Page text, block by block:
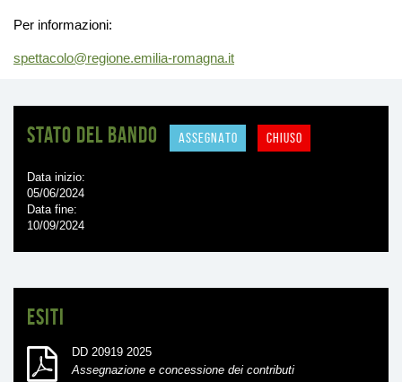
Per informazioni:
spettacolo@regione.emilia-romagna.it
Stato del bando ASSEGNATO CHIUSO
Data inizio
05/06/2024
Data fine
10/09/2024
Esiti
DD 20919 2025
Assegnazione e concessione dei contributi